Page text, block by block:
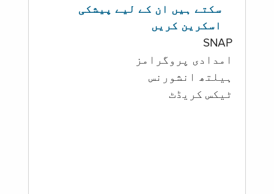
سکتے ہیں ان کے لیے پیشکی
اسکرین کریں
SNAP
امدادی پروگرامز
‏ہیلتھ انشورنس
ٹیکس کریڈٹ